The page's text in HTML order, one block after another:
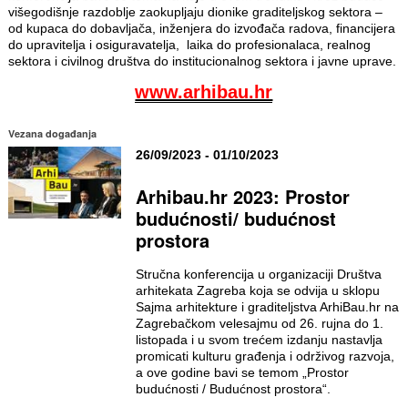
višegodišnje razdoblje zaokupljaju dionike graditeljskog sektora –
od kupaca do dobavljača, inženjera do izvođača radova, financijera
do upravitelja i osiguravatelja, laika do profesionalaca, realnog
sektora i civilnog društva do institucionalnog sektora i javne uprave.
www.arhibau.hr
Vezana događanja
26/09/2023 - 01/10/2023
Arhibau.hr 2023: Prostor
budućnosti/ budućnost
prostora
Stručna konferencija u organizaciji Društva
arhitekata Zagreba koja se odvija u sklopu
Sajma arhitekture i graditeljstva ArhiBau.hr na
Zagrebačkom velesajmu od 26. rujna do 1.
listopada i u svom trećem izdanju nastavlja
promicati kulturu građenja i održivog razvoja,
a ove godine bavi se temom „Prostor
budućnosti / Budućnost prostora“.